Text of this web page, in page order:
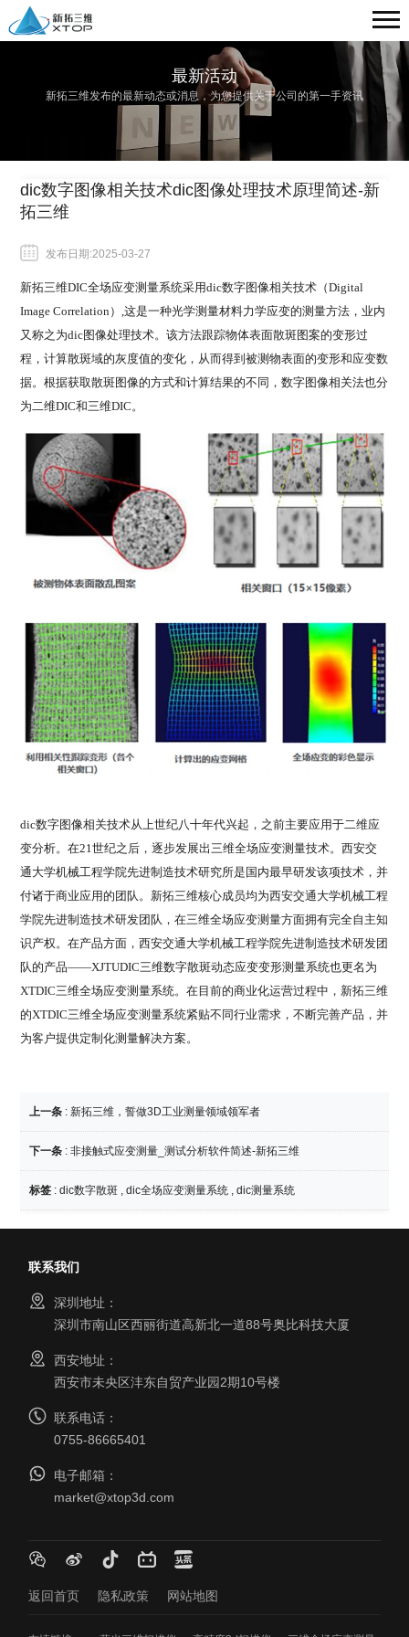
最新活动
新拓三维发布的最新动态或消息，为您提供关于公司的第一手资讯
dic数字图像相关技术dic图像处理技术原理简述-新
拓三维
发布日期:2025-03-27
新拓三维DIC全场应变测量系统采用dic数字图像相关技术（Digital
Image Correlation）,这是一种光学测量材料力学应变的测量方法，业内
又称之为dic图像处理技术。该方法跟踪物体表面散斑图案的变形过
程，计算散斑域的灰度值的变化，从而得到被测物表面的变形和应变数
据。根据获取散斑图像的方式和计算结果的不同，数字图像相关法也分
为二维DIC和三维DIC。
dic数字图像相关技术从上世纪八十年代兴起，之前主要应用于二维应
变分析。在21世纪之后，逐步发展出三维全场应变测量技术。西安交
通大学机械工程学院先进制造技术研究所是国内最早研发该项技术，并
付诸于商业应用的团队。新拓三维核心成员均为西安交通大学机械工程
学院先进制造技术研发团队，在三维全场应变测量方面拥有完全自主知
识产权。在产品方面，西安交通大学机械工程学院先进制造技术研发团
队的产品——XJTUDIC三维数字散斑动态应变变形测量系统也更名为
XTDIC三维全场应变测量系统。在目前的商业化运营过程中，新拓三维
的XTDIC三维全场应变测量系统紧贴不同行业需求，不断完善产品，并
为客户提供定制化测量解决方案。
上一条 :新拓三维，誓做3D工业测量领域领军者
下一条 :非接触式应变测量_测试分析软件简述-新拓三维
标签 :dic数字散斑 ,dic全场应变测量系统 ,dic测量系统
联系我们
深圳地址：
深圳市南山区西丽街道高新北一道88号奥比科技大厦
西安地址：
西安市未央区沣东自贸产业园2期10号楼
联系电话：
0755-86665401
电子邮箱：
market@xtop3d.com
返回首页 隐私政策 网站地图